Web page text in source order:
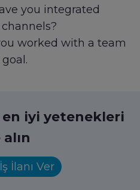
you integrated
worked with a team
iyi yetenekleri
alın
İlanı Ver